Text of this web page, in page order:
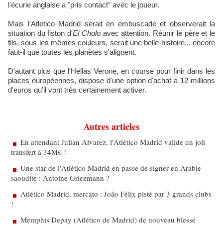
l'écurie anglaise a "pris contact" avec le joueur.
Mais l'Atletico Madrid serait en embuscade et observerait la
situation du fiston d'El Choloavec attention. Réunir le père et le
fils, sous les mêmes couleurs, serait une belle histoire... encore
faut-il que toutes les planètes s'alignent.
D'autant plus que l'Hellas Verone, en course pour finir dans les
places européennes, dispose d'une option d'achat à 12 millions
d'euros qu'il vont très certainement activer.
Autres articles
En attendant Julian Alvarez, l'Atlético Madrid valide un joli
transfert à 34M€ !
Une star de l'Atlético Madrid en passe de signer en Arabie
saoudite : Antoine Griezmann ?
Atlético Madrid, mercato : João Félix pisté par 3 grands clubs
!
Memphis Depay (Atlético de Madrid) de nouveau blessé